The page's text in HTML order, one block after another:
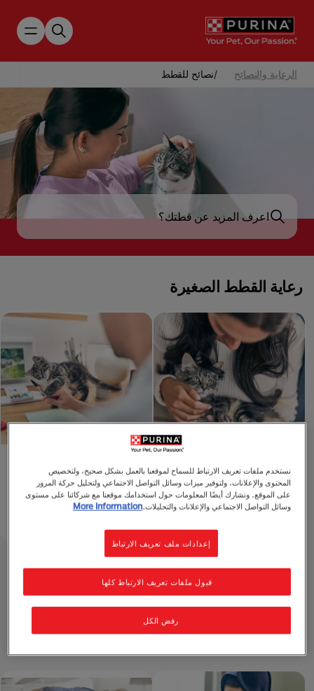
الرعاية والنصائح /نصائح للقطط
رعاية القطط الصغيرة
أفضل أسماء للقطط
الصغيرة تناسب الذكور
والإناث
دقيقة للقراءة 1
اجعل منزلك مناسبًا للقطط
في ١٠ خطوات سهلة
4 mins read
أكتشف رعاية القطط الصغيرة
نستخدم ملفات تعريف الارتباط للسماح لموقعنا بالعمل بشكل صحيح، ولتخصيص
المحتوى والإعلانات، ولتوفير ميزات وسائل التواصل الاجتماعي ولتحليل حركة المرور
على الموقع. ونشارك أيضًا المعلومات حول استخدامك موقعنا مع شركائنا على مستوى
وسائل التواصل الاجتماعي والإعلانات والتحليلات.More Information
إعدادات ملف تعريف الارتباط
رفض الكل
قبول ملفات تعريف الارتباط كلها